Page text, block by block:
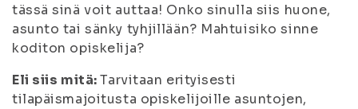
tässä sinä voit auttaa! Onko sinulla siis huone,
asunto tai sänky tyhjillään? Mahtuisiko sinne
koditon opiskelija?
Eli siis mitä:Tarvitaan erityisesti
tilapäismajoitusta opiskelijoille asuntojen,